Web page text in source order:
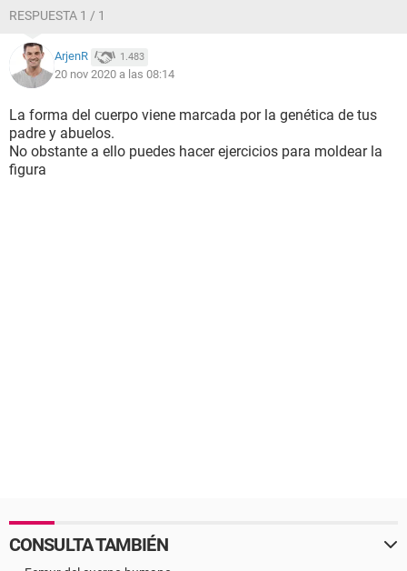
RESPUESTA 1 / 1
ArjenR 1.483
20 nov 2020 a las 08:14
La forma del cuerpo viene marcada por la genética de tus
padre y abuelos.
No obstante a ello puedes hacer ejercicios para moldear la
figura
CONSULTA TAMBIÉN